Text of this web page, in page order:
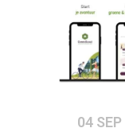
04 SEP